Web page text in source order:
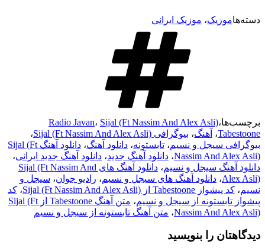
دسته‌هاموزیک، موزیک ایرانی
برچسب‌ها Radio Javan، Sijal (Ft Nassim And Alex Asli)،
Tabestoone، آهنگ، بیوگرافی Sijal (Ft Nassim And Alex Asli)
،
بیوگرافی سیجل و نسیم، تابستونه، دانلود آهنگ،
دانلود آهنگ Sijal (Ft
Nassim And Alex Asli)، دانلود آهنگ جدید، دانلود آهنگ جدید ایرانی،
دانلود آهنگ سیجل و نسیم،
دانلود آهنگ های Sijal (Ft Nassim And
Alex Asli)، دانلود آهنگ های سیجل و نسیم، رادیو جوان، سیجل و
نسیم، کد پیشواز Tabestoone از Sijal (Ft Nassim And Alex Asli) ، کد
پیشواز تابستونه از سیجل و نسیم،
متن آهنگ Tabestoone از Sijal (Ft
Nassim And Alex Asli)، متن آهنگ تابستونه از سیجل و نسیم
دیدگاهتان را بنویسید